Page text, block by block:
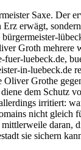
Saxe. Der
erwägt,
Groth mehrere
luebeck.de,
in-luebeck.de
Oliver Grothe
dem Schutz
irritiert:
nicht gleich
daran,
sie sichern